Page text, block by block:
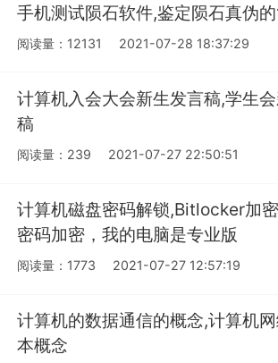
手机测试陨石软件,鉴定陨石真伪
阅读量：12131 2021-07-28 18:37:29
计算机入会大会新生发言稿,学生
稿
阅读量：239 2021-07-27 22:50:51
计算机磁盘密码解锁,Bitlocker加
密码加密，我的电脑是专业版
阅读量：1773 2021-07-27 12:57:19
计算机的数据通信的概念,计算机
本概念